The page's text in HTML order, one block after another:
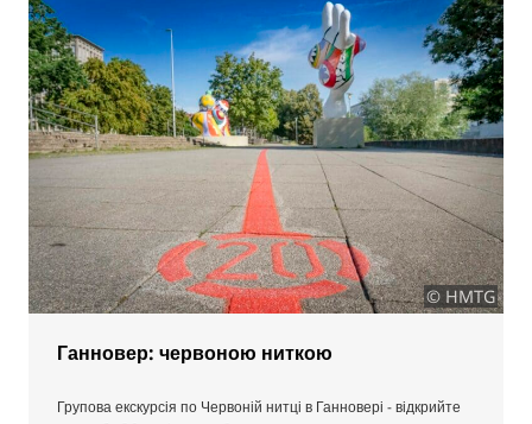
© HMTG
Ганновер: червоною ниткою
Групова екскурсія по Червоній нитці в Ганновері - відкрийте